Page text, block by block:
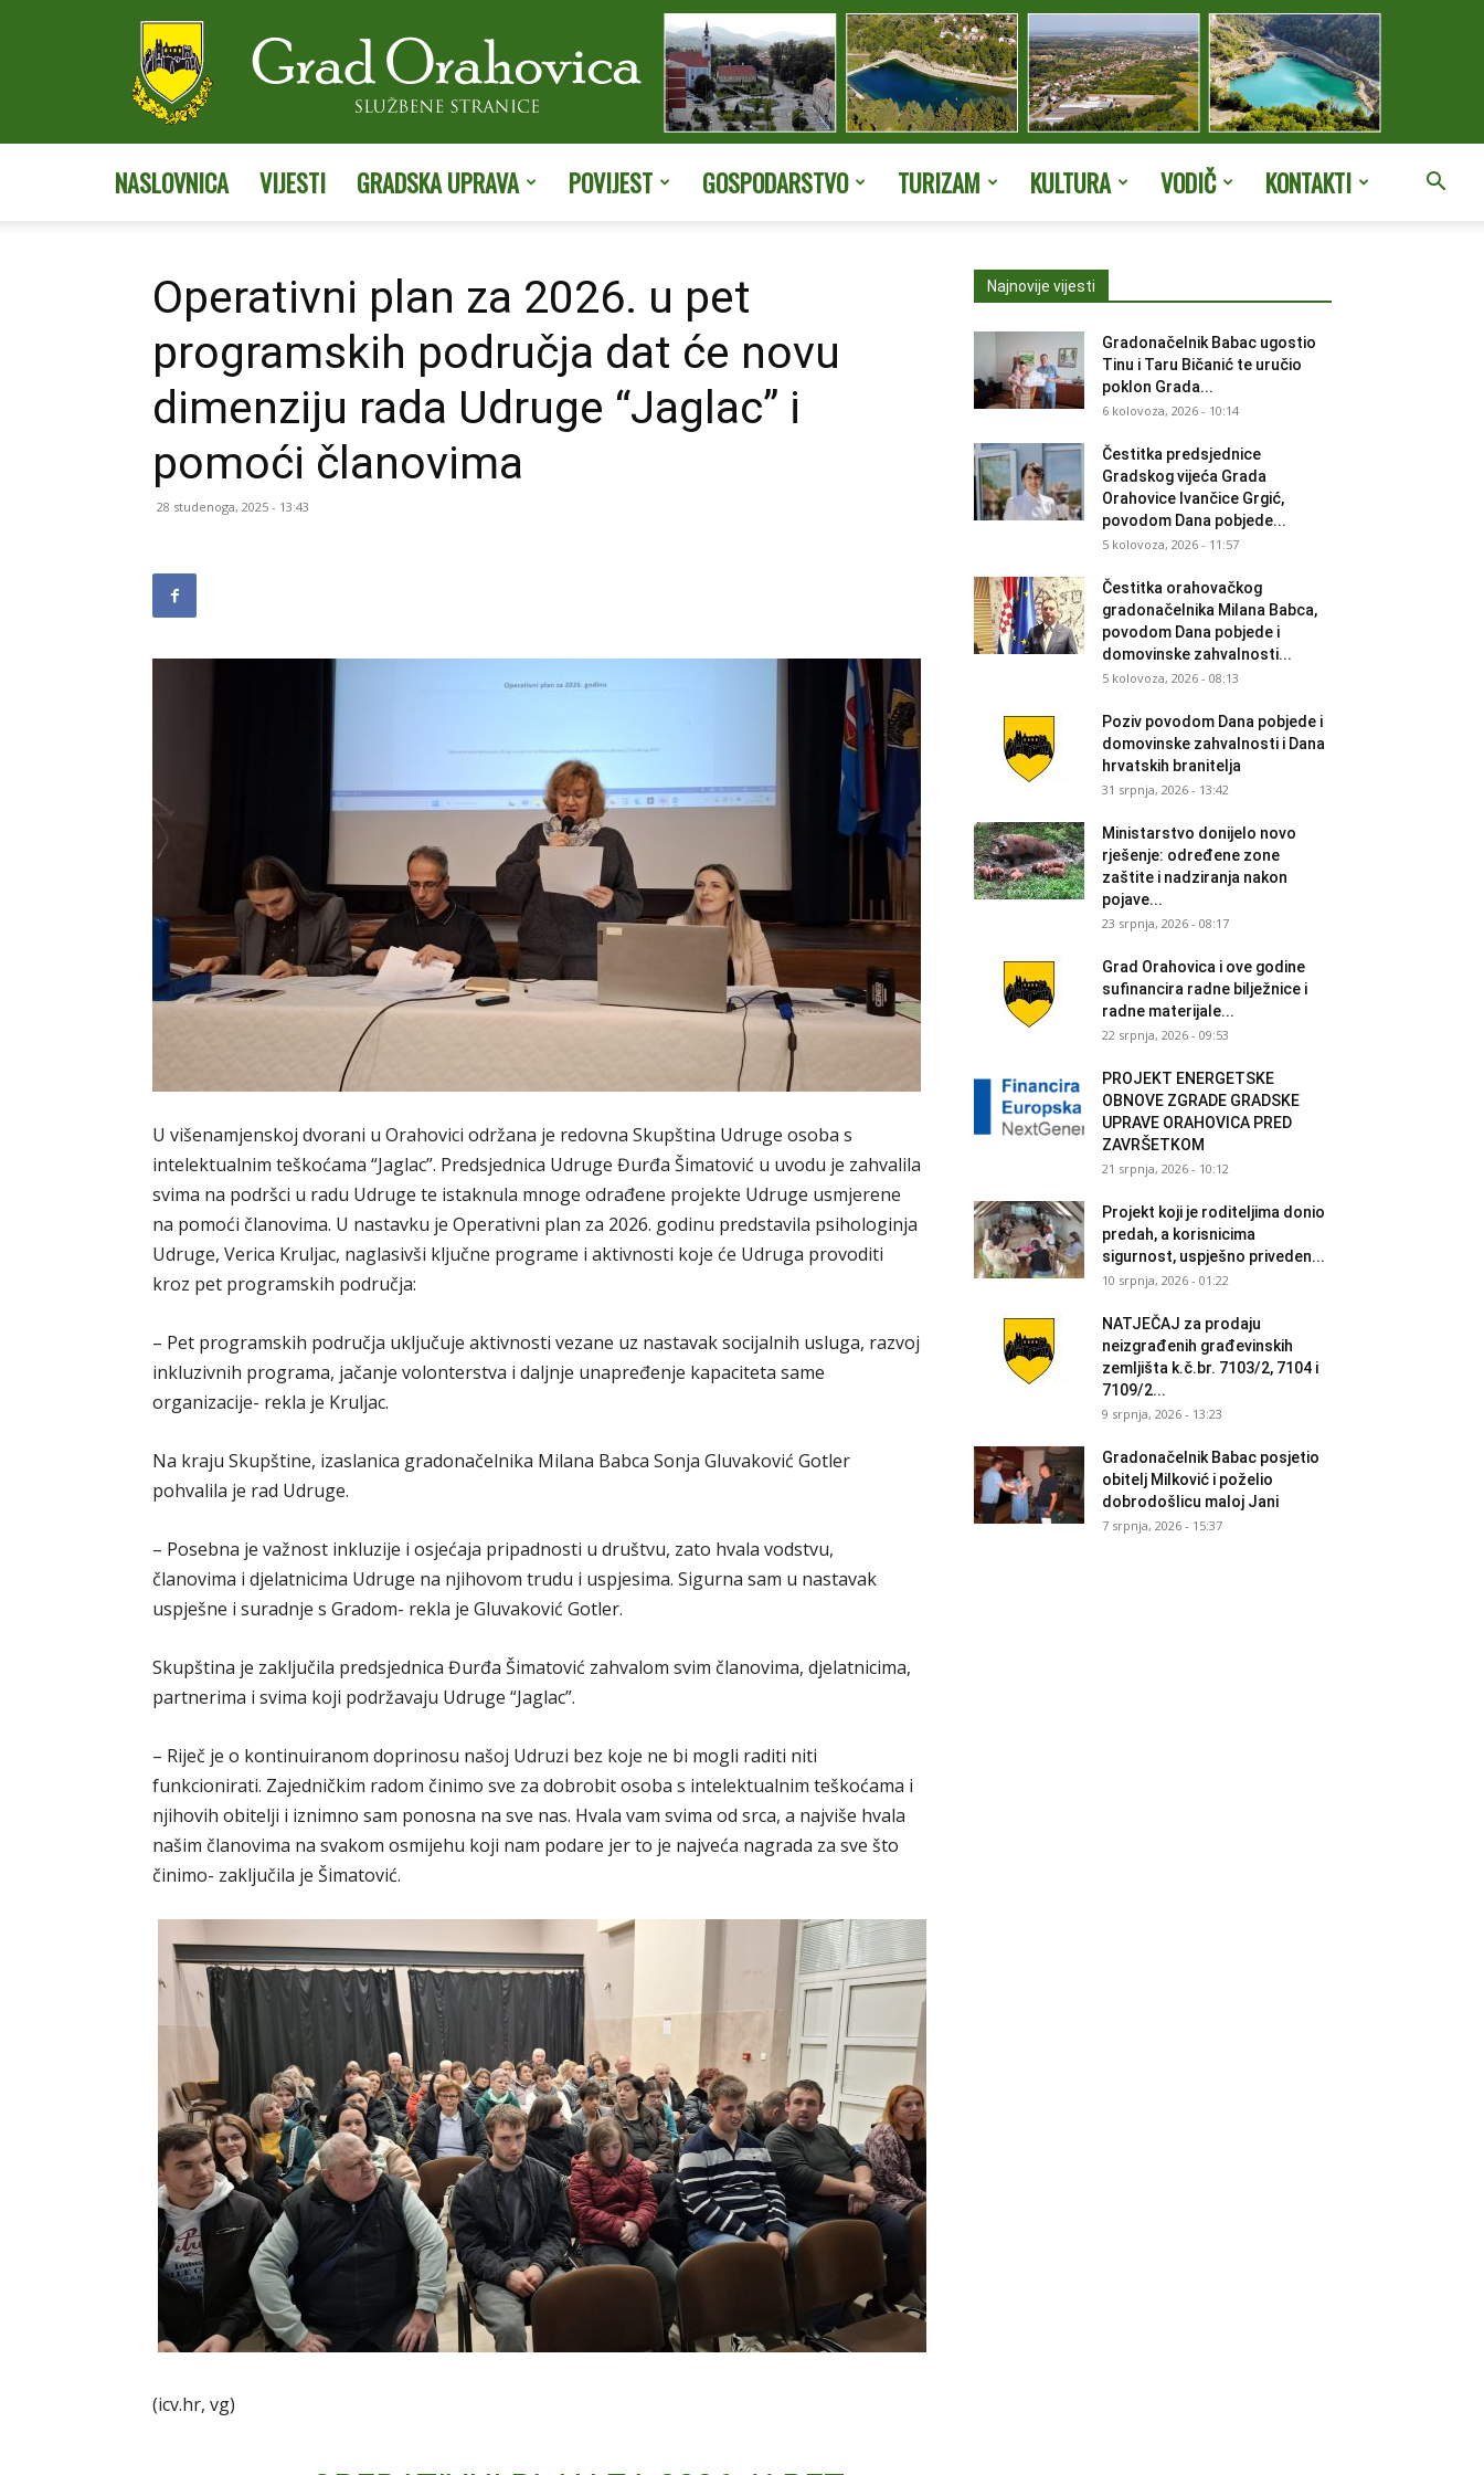
stranice
NASLOVNICA VIJESTI GRADSKA UPRAVA POVIJEST GOSPODARSTVO TURIZAM KULTURA VODIČ KONTAKTI
Operativni plan za 2026. u pet
programskih područja dat će novu
dimenziju rada Udruge “Jaglac” i
pomoći članovima
28 studenoga, 2025 - 13:43
U višenamjenskoj dvorani u Orahovici održana je redovna Skupština Udruge osoba s
intelektualnim teškoćama “Jaglac”. Predsjednica Udruge Đurđa Šimatović u uvodu je zahvalila
svima na podršci u radu Udruge te istaknula mnoge odrađene projekte Udruge usmjerene
na pomoći članovima. U nastavku je Operativni plan za 2026. godinu predstavila psihologinja
Udruge, Verica Kruljac, naglasivši ključne programe i aktivnosti koje će Udruga provoditi
kroz pet programskih područja:
– Pet programskih područja uključuje aktivnosti vezane uz nastavak socijalnih usluga, razvoj
inkluzivnih programa, jačanje volonterstva i daljnje unapređenje kapaciteta same
organizacije- rekla je Kruljac.
Na kraju Skupštine, izaslanica gradonačelnika Milana Babca Sonja Gluvaković Gotler
pohvalila je rad Udruge.
– Posebna je važnost inkluzije i osjećaja pripadnosti u društvu, zato hvala vodstvu,
članovima i djelatnicima Udruge na njihovom trudu i uspjesima. Sigurna sam u nastavak
uspješne i suradnje s Gradom- rekla je Gluvaković Gotler.
Skupština je zaključila predsjednica Đurđa Šimatović zahvalom svim članovima, djelatnicima,
partnerima i svima koji podržavaju Udruge “Jaglac”.
– Riječ je o kontinuiranom doprinosu našoj Udruzi bez koje ne bi mogli raditi niti
funkcionirati. Zajedničkim radom činimo sve za dobrobit osoba s intelektualnim teškoćama i
njihovih obitelji i iznimno sam ponosna na sve nas. Hvala vam svima od srca, a najviše hvala
našim članovima na svakom osmijehu koji nam podare jer to je najveća nagrada za sve što
činimo- zaključila je Šimatović.
(icv.hr, vg)
Najnovije vijesti
Gradonačelnik Babac ugostio
Tinu i Taru Bičanić te uručio
poklon Grada...
6 kolovoza, 2026 - 10:14
Čestitka predsjednice
Gradskog vijeća Grada
Orahovice Ivančice Grgić,
povodom Dana pobjede...
5 kolovoza, 2026 - 11:57
Čestitka orahovačkog
gradonačelnika Milana Babca,
povodom Dana pobjede i
domovinske zahvalnosti...
5 kolovoza, 2026 - 08:13
Poziv povodom Dana pobjede i
domovinske zahvalnosti i Dana
hrvatskih branitelja
31 srpnja, 2026 - 13:42
Ministarstvo donijelo novo
rješenje: određene zone
zaštite i nadziranja nakon
pojave...
23 srpnja, 2026 - 08:17
Grad Orahovica i ove godine
sufinancira radne bilježnice i
radne materijale...
22 srpnja, 2026 - 09:53
PROJEKT ENERGETSKE
OBNOVE ZGRADE GRADSKE
UPRAVE ORAHOVICA PRED
ZAVRŠETKOM
21 srpnja, 2026 - 10:12
Projekt koji je roditeljima donio
predah, a korisnicima
sigurnost, uspješno priveden...
10 srpnja, 2026 - 01:22
NATJEČAJ za prodaju
neizgrađenih građevinskih
zemljišta k.č.br. 7103/2, 7104 i
7109/2...
9 srpnja, 2026 - 13:23
Gradonačelnik Babac posjetio
obitelj Milković i poželio
dobrodošlicu maloj Jani
7 srpnja, 2026 - 15:37